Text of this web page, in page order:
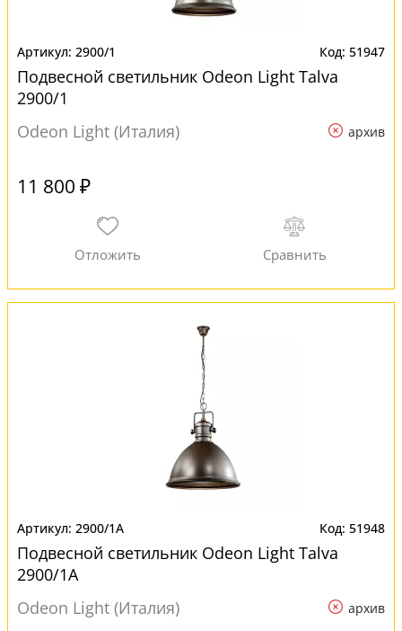
2900/1 51947
Подвесной светильник Odeon Light Talva
2900/1
Odeon Light (Италия)
архив
11 800 ₽
2900/1A 51948
Подвесной светильник Odeon Light Talva
2900/1A
Odeon Light (Италия)
архив